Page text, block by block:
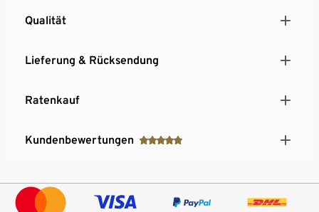
Qualität
Lieferung & Rücksendung
Ratenkauf
Kundenbewertungen